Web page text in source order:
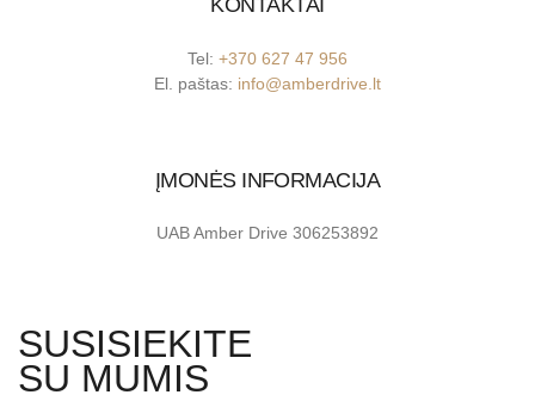
KONTAKTAI
Tel: +370 627 47 956
El. paštas: info@amberdrive.lt
ĮMONĖS INFORMACIJA
UAB Amber Drive 306253892
SUSISIEKITE
SU MUMIS